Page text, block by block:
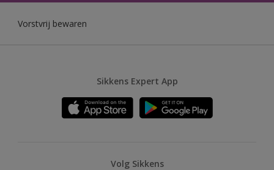
Vorstvrij bewaren
Sikkens Expert App
Volg Sikkens